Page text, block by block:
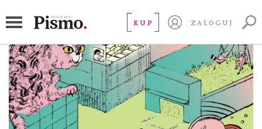
KUP ZALOGUJ